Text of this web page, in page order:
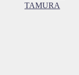
TAMURA